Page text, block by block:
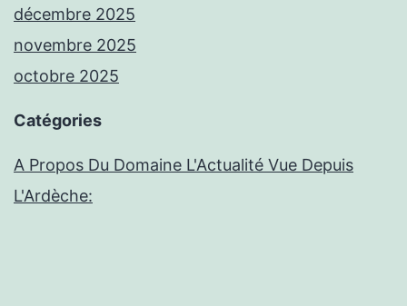
décembre 2025
novembre 2025
octobre 2025
Catégories
A Propos Du Domaine L'Actualité Vue Depuis
L'Ardèche: